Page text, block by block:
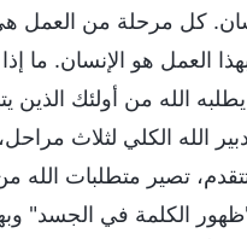
كل مرحلة من العمل
العمل هو الإنسان. ما
الله من أولئك الذين
الله الكلي لثلاث
تصير متطلبات الله
الكلمة في الجسد"